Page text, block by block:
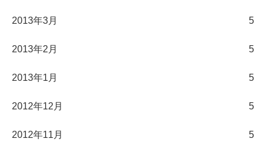
2013年3月 5
2013年2月 5
2013年1月 5
2012年12月 5
2012年11月 5